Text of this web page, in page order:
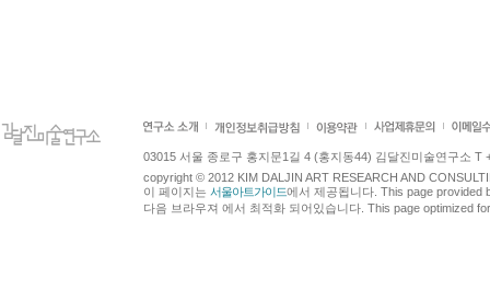
03015 서울 종로구 홍지문1길 4 (홍지동44) 김달진미술연구소 T
copyright © 2012 KIM DALJIN ART RESEARCH AND
이 페이지는 서울아트가이드에서 제공됩니다. This page provided
다음 브라우져 에서 최적화 되어있습니다. This page optimized